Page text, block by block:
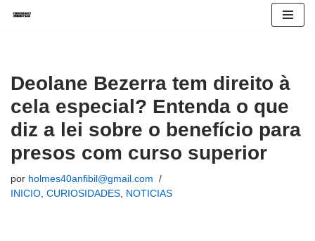
conteúdo
Deolane Bezerra tem direito à
cela especial? Entenda o que
diz a lei sobre o benefício para
presos com curso superior
por holmes40anfibil@gmail.com
INICIO, CURIOSIDADES, NOTICIAS